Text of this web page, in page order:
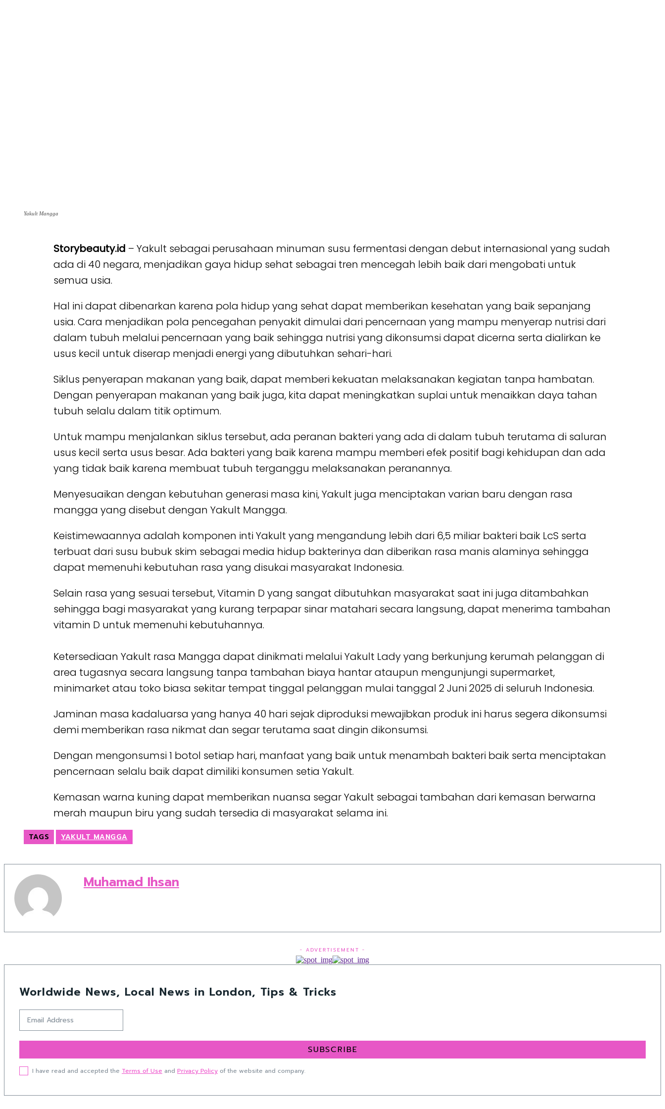
Yakult Mangga
Storybeauty.id – Yakult sebagai perusahaan minuman susu fermentasi dengan debut internasional yang sudah
ada di 40 negara, menjadikan gaya hidup sehat sebagai tren mencegah lebih baik dari mengobati untuk
semua usia.
Hal ini dapat dibenarkan karena pola hidup yang sehat dapat memberikan kesehatan yang baik sepanjang
usia. Cara menjadikan pola pencegahan penyakit dimulai dari pencernaan yang mampu menyerap nutrisi dari
dalam tubuh melalui pencernaan yang baik sehingga nutrisi yang dikonsumsi dapat dicerna serta dialirkan ke
usus kecil untuk diserap menjadi energi yang dibutuhkan sehari-hari.
Siklus penyerapan makanan yang baik, dapat memberi kekuatan melaksanakan kegiatan tanpa hambatan.
Dengan penyerapan makanan yang baik juga, kita dapat meningkatkan suplai untuk menaikkan daya tahan
tubuh selalu dalam titik optimum.
Untuk mampu menjalankan siklus tersebut, ada peranan bakteri yang ada di dalam tubuh terutama di saluran
usus kecil serta usus besar. Ada bakteri yang baik karena mampu memberi efek positif bagi kehidupan dan ada
yang tidak baik karena membuat tubuh terganggu melaksanakan peranannya.
Menyesuaikan dengan kebutuhan generasi masa kini, Yakult juga menciptakan varian baru dengan rasa
mangga yang disebut dengan Yakult Mangga.
Keistimewaannya adalah komponen inti Yakult yang mengandung lebih dari 6,5 miliar bakteri baik LcS serta
terbuat dari susu bubuk skim sebagai media hidup bakterinya dan diberikan rasa manis alaminya sehingga
dapat memenuhi kebutuhan rasa yang disukai masyarakat Indonesia.
Selain rasa yang sesuai tersebut, Vitamin D yang sangat dibutuhkan masyarakat saat ini juga ditambahkan
sehingga bagi masyarakat yang kurang terpapar sinar matahari secara langsung, dapat menerima tambahan
vitamin D untuk memenuhi kebutuhannya.
Ketersediaan Yakult rasa Mangga dapat dinikmati melalui Yakult Lady yang berkunjung kerumah pelanggan di
area tugasnya secara langsung tanpa tambahan biaya hantar ataupun mengunjungi supermarket,
minimarket atau toko biasa sekitar tempat tinggal pelanggan mulai tanggal 2 Juni 2025 di seluruh Indonesia.
Jaminan masa kadaluarsa yang hanya 40 hari sejak diproduksi mewajibkan produk ini harus segera dikonsumsi
demi memberikan rasa nikmat dan segar terutama saat dingin dikonsumsi.
Dengan mengonsumsi 1 botol setiap hari, manfaat yang baik untuk menambah bakteri baik serta menciptakan
pencernaan selalu baik dapat dimiliki konsumen setia Yakult.
Kemasan warna kuning dapat memberikan nuansa segar Yakult sebagai tambahan dari kemasan berwarna
merah maupun biru yang sudah tersedia di masyarakat selama ini.
TAGS YAKULT MANGGA
Muhamad Ihsan
- ADVERTISEMENT -
Worldwide News, Local News in London, Tips & Tricks
SUBSCRIBE
I have read and accepted the Terms of Use and Privacy Policy of the website and company.